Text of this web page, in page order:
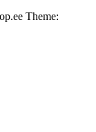
Theme: